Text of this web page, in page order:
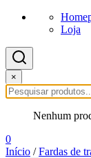
Loja
×
Nenhum
0
Início /Fardas de